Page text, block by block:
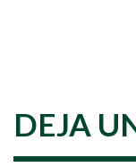
DEJA